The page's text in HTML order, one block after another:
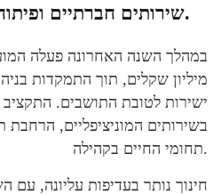
שירותים חברתיים ופיתוח סביבתי.
מיליון שקלים, תוך התמקדות
בשירותים המוניציפליים, הרחבת
תחומי החיים בקהילה.
חינוך נותר בעדיפות עליונה,